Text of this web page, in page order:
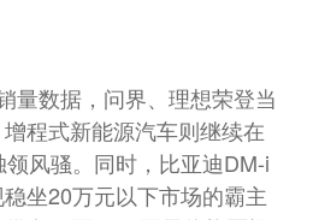
量数据，问界、理想荣登当
程式新能源汽车则继续在
风骚。同时，比亚迪DM-i
坐20万元以下市场的霸主